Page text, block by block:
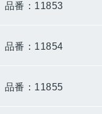
品番：11853
品番：11854
品番：11855